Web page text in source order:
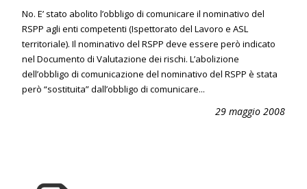
No. E’ stato abolito l’obbligo di comunicare il nominativo del
RSPP agli enti competenti (Ispettorato del Lavoro e ASL
territoriale). Il nominativo del RSPP deve essere però indicato
nel Documento di Valutazione dei rischi. L’abolizione
dell’obbligo di comunicazione del nominativo del RSPP è stata
però “sostituita” dall’obbligo di comunicare...
29 maggio 2008